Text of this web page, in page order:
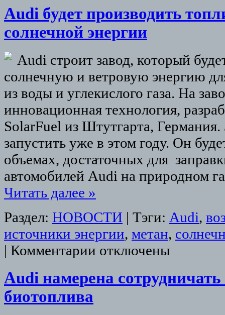
Audi будет производить
солнечной энергии
Audi строит завод, который
солнечную и ветровую энергию
из воды и углекислого газа. На
инновационная технология,
SolarFuel из Штутгарта, Германия.
запустить уже в этом году. Он
объемах, достаточных для
автомобилей Audi на природном
Читать далее »
Раздел: НОВОСТИ | Тэги: Audi,
источники энергии, метан,
| Комментарии отключены
Audi намерена
биотоплива